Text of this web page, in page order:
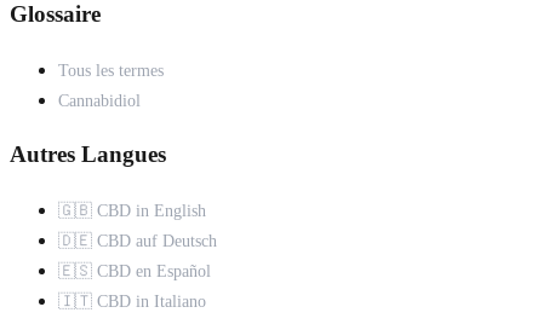
Glossaire
Tous les termes
Cannabidiol
Autres Langues
🇬🇧 CBD in English
🇩🇪 CBD auf Deutsch
🇪🇸 CBD en Español
🇮🇹 CBD in Italiano